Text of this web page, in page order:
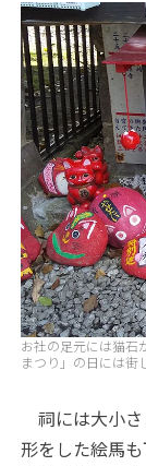
お社の足元には猫石
まつり」の日には街
祠には大小
形をした絵馬